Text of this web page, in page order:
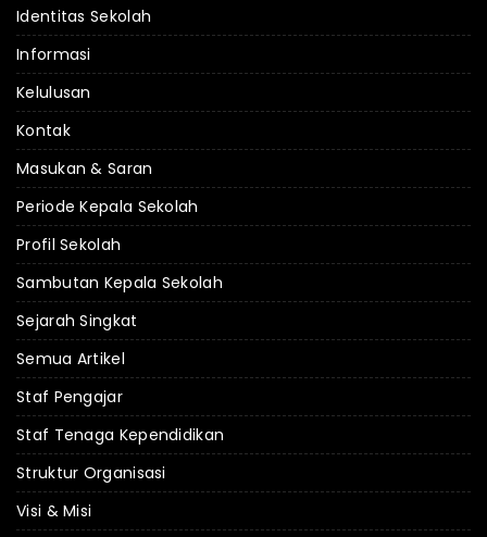
Identitas Sekolah
Informasi
Kelulusan
Kontak
Masukan & Saran
Periode Kepala Sekolah
Profil Sekolah
Sambutan Kepala Sekolah
Sejarah Singkat
Semua Artikel
Staf Pengajar
Staf Tenaga Kependidikan
Struktur Organisasi
Visi & Misi